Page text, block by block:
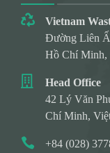
Vietnam
Đường Liên
Hồ Chí Minh,
Head Office
42 Lý Văn
Chí Minh,
+84 (028)